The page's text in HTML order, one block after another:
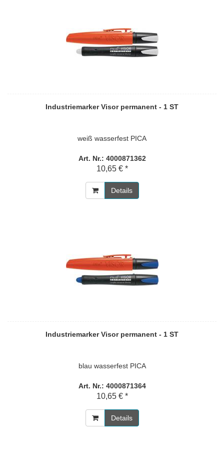
Industriemarker Visor permanent - 1 ST
weiß wasserfest PICA
Art. Nr.: 4000871362
10,65 € *
Details
Industriemarker Visor permanent - 1 ST
blau wasserfest PICA
Art. Nr.: 4000871364
10,65 € *
Details